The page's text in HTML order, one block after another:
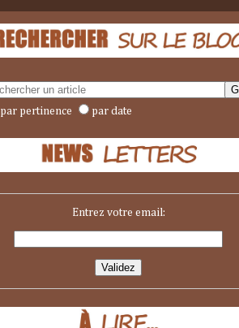
par pertinence par date
Entrez votre email: